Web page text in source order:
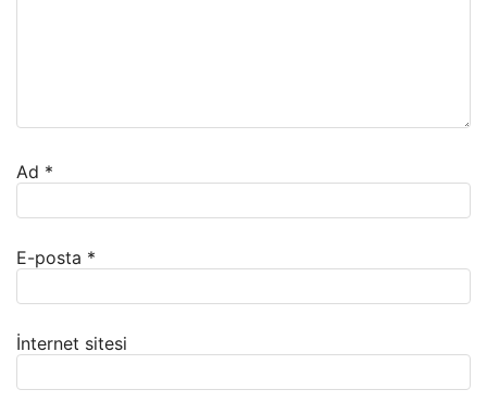
Ad *
E-posta *
İnternet sitesi